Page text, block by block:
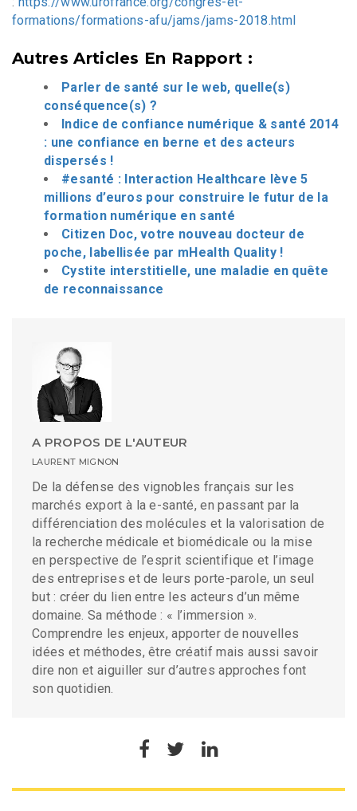
formations/formations-afu/jams/jams-2018.html
Autres Articles En Rapport :
Parler de santé sur le web, quelle(s)
conséquence(s) ?
Indice de confiance numérique & santé 2014
: une confiance en berne et des acteurs
dispersés !
#esanté : Interaction Healthcare lève 5
millions d’euros pour construire le futur de la
formation numérique en santé
Citizen Doc, votre nouveau docteur de
poche, labellisée par mHealth Quality !
Cystite interstitielle, une maladie en quête
de reconnaissance
A PROPOS DE L'AUTEUR
LAURENT MIGNON
De la défense des vignobles français sur les
marchés export à la e-santé, en passant par la
différenciation des molécules et la valorisation de
la recherche médicale et biomédicale ou la mise
en perspective de l’esprit scientifique et l’image
des entreprises et de leurs porte-parole, un seul
but : créer du lien entre les acteurs d’un même
domaine. Sa méthode : « l’immersion ».
Comprendre les enjeux, apporter de nouvelles
idées et méthodes, être créatif mais aussi savoir
dire non et aiguiller sur d’autres approches font
son quotidien.